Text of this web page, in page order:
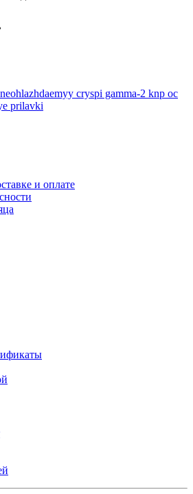
cryspi gamma-2 knp oc
prilavki
и оплате